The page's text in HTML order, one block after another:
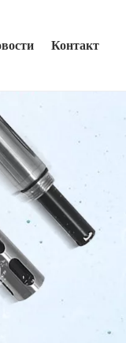
Контакт